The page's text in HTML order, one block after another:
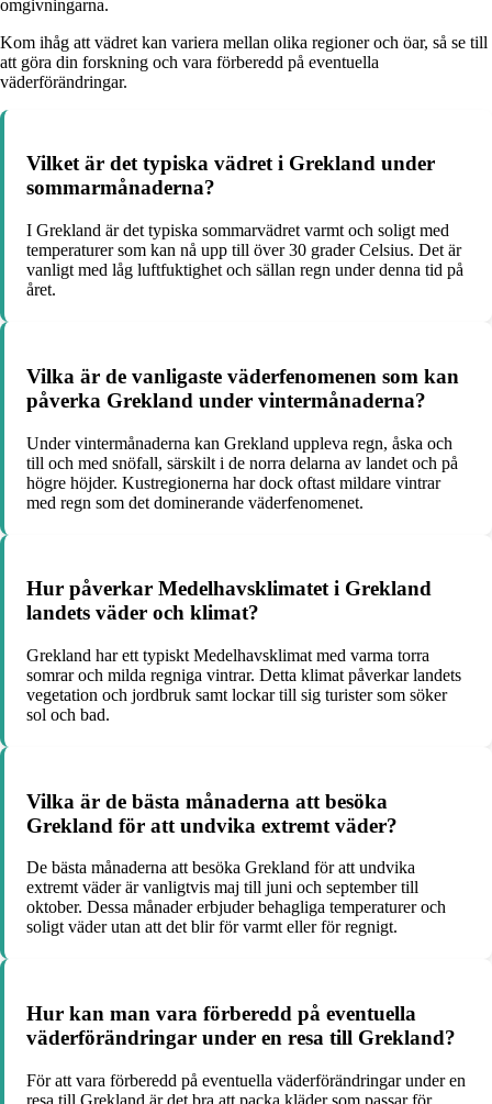
omgivningarna.
Kom ihåg att vädret kan variera mellan olika regioner och öar, så se till
att göra din forskning och vara förberedd på eventuella
väderförändringar.
Vilket är det typiska vädret i Grekland under
sommarmånaderna?
I Grekland är det typiska sommarvädret varmt och soligt med
temperaturer som kan nå upp till över 30 grader Celsius. Det är
vanligt med låg luftfuktighet och sällan regn under denna tid på
året.
Vilka är de vanligaste väderfenomenen som kan
påverka Grekland under vintermånaderna?
Under vintermånaderna kan Grekland uppleva regn, åska och
till och med snöfall, särskilt i de norra delarna av landet och på
högre höjder. Kustregionerna har dock oftast mildare vintrar
med regn som det dominerande väderfenomenet.
Hur påverkar Medelhavsklimatet i Grekland
landets väder och klimat?
Grekland har ett typiskt Medelhavsklimat med varma torra
somrar och milda regniga vintrar. Detta klimat påverkar landets
vegetation och jordbruk samt lockar till sig turister som söker
sol och bad.
Vilka är de bästa månaderna att besöka
Grekland för att undvika extremt väder?
De bästa månaderna att besöka Grekland för att undvika
extremt väder är vanligtvis maj till juni och september till
oktober. Dessa månader erbjuder behagliga temperaturer och
soligt väder utan att det blir för varmt eller för regnigt.
Hur kan man vara förberedd på eventuella
väderförändringar under en resa till Grekland?
För att vara förberedd på eventuella väderförändringar under en
resa till Grekland är det bra att packa kläder som passar för